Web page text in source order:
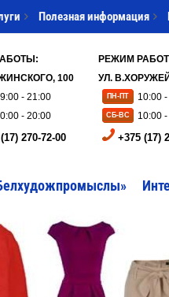
Полезная информация
100
- 21:00
- 20:00
270-72-00
РЕЖИМ
УЛ.
ПН-ПТ 10:00
СБ-ВС 10:00
+375 (17)